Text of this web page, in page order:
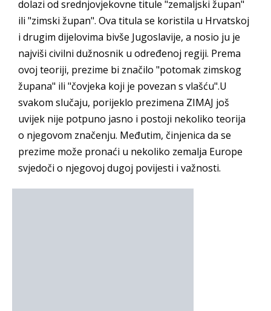
dolazi od srednjovjekovne titule "zemaljski župan"
ili "zimski župan". Ova titula se koristila u Hrvatskoj
i drugim dijelovima bivše Jugoslavije, a nosio ju je
najviši civilni dužnosnik u određenoj regiji. Prema
ovoj teoriji, prezime bi značilo "potomak zimskog
župana" ili "čovjeka koji je povezan s vlašću".U
svakom slučaju, porijeklo prezimena ZIMAJ još
uvijek nije potpuno jasno i postoji nekoliko teorija
o njegovom značenju. Međutim, činjenica da se
prezime može pronaći u nekoliko zemalja Europe
svjedoči o njegovoj dugoj povijesti i važnosti.